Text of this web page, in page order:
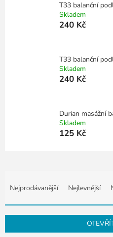
T33 balanční
Skladem
240 Kč
T33 balanční
Skladem
240 Kč
Durian masážní
Skladem
125 Kč
e
n
í
Nejprodávanější Nejlevnější